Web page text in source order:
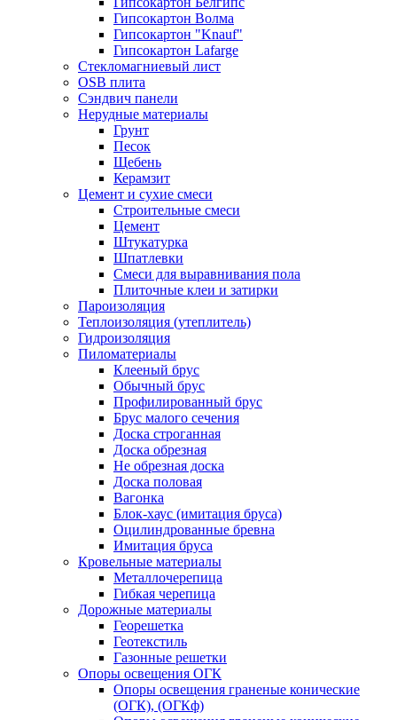
Гипсокартон Волма
Гипсокартон "Knauf"
Гипсокартон Lafarge
Стекломагниевый лист
OSB плита
Сэндвич панели
Нерудные материалы
Грунт
Песок
Щебень
Керамзит
Цемент и сухие смеси
Строительные смеси
Цемент
Штукатурка
Шпатлевки
Смеси для выравнивания пола
Плиточные клеи и затирки
Пароизоляция
Теплоизоляция (утеплитель)
Гидроизоляция
Пиломатериалы
Клееный брус
Обычный брус
Профилированный брус
Брус малого сечения
Доска строганная
Доска обрезная
Не обрезная доска
Доска половая
Вагонка
Блок-хаус (имитация бруса)
Оцилиндрованные бревна
Имитация бруса
Кровельные материалы
Металлочерепица
Гибкая черепица
Дорожные материалы
Георешетка
Геотекстиль
Газонные решетки
Опоры освещения ОГК
Опоры освещения граненые конические
(ОГК), (ОГКф)